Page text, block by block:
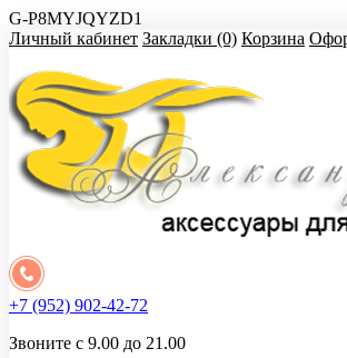
G-P8MYJQYZD1
Личный кабинет Закладки (0) Корзина
+7 (952) 902-42-72
Звоните с 9.00 до 21.00